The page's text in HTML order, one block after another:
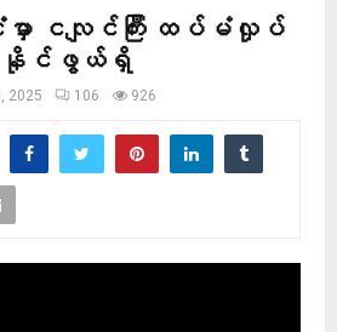
ာ ငလျင်ကြီး ထပ်မံလှုပ်
နိုင်ဖွယ်ရှိ
2025 106 926